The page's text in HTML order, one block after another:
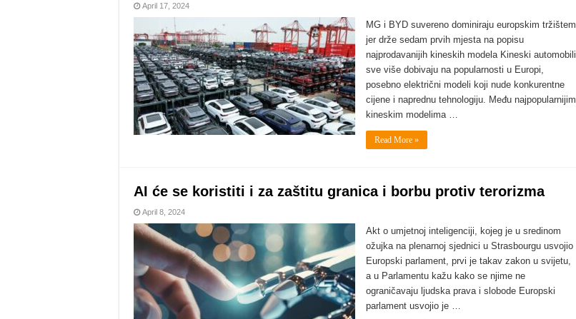
April 17, 2024
MG i BYD suvereno dominiraju europskim tržištem
jer drže sedam prvih mjesta na popisu
najprodavanijih kineskih modela Kineski automobili
sve više dobivaju na popularnosti u Europi,
posebno električni modeli koji nude konkurentne
cijene i naprednu tehnologiju. Među najpopularnijim
kineskim modelima …
Read More »
AI će se koristiti i za zaštitu granica i borbu protiv terorizma
April 8, 2024
Akt o umjetnoj inteligenciji, kojeg je u sredinom
ožujka na plenarnoj sjednici u Strasbourgu usvojio
Europski parlament, prvi je takav zakon u svijetu,
a u Parlamentu kažu kako se njime ne
ograničavaju ljudska prava i slobode Europski
parlament usvojio je …